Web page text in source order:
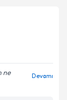
ne
Devamı